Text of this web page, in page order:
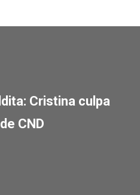
Cristina culpa
CND